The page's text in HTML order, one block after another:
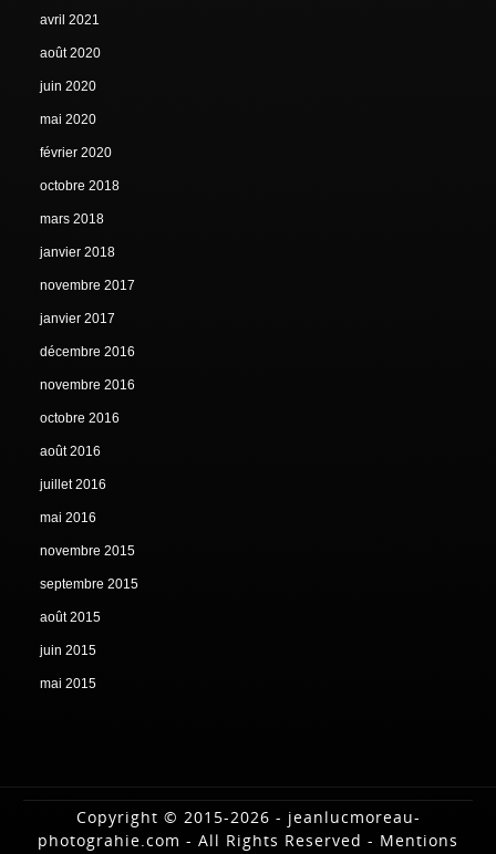
avril 2021
août 2020
juin 2020
mai 2020
février 2020
octobre 2018
mars 2018
janvier 2018
novembre 2017
janvier 2017
décembre 2016
novembre 2016
octobre 2016
août 2016
juillet 2016
mai 2016
novembre 2015
septembre 2015
août 2015
juin 2015
mai 2015
Copyright © 2015-2026 - jeanlucmoreau-
photograhie.com - All Rights Reserved - Mentions